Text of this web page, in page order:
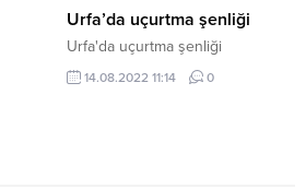
Urfa’da uçurtma şenliği
Urfa'da uçurtma şenliği
14.08.2022 11:14 0